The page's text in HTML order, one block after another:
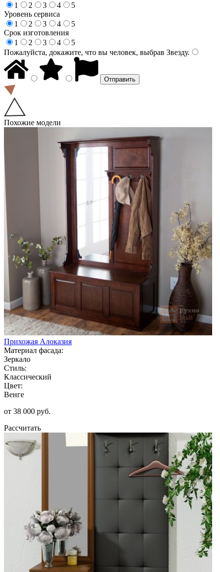
1
2 3 4
5
Уровень сервиса
1
2 3 4
5
Срок изготовления
1
2 3 4
5
Пожалуйста, докажите, что вы человек, выбрав Звезду.
Похожие модели
Прихожая Алоказия
Материал фасада:
Зеркало
Стиль:
Классический
Цвет:
Венге
от 38 000 руб.
Рассчитать